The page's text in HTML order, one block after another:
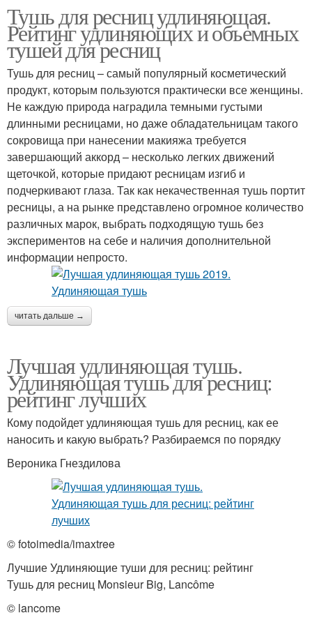
Тушь для ресниц удлиняющая.
Рейтинг удлиняющих и объемных
тушей для ресниц
Тушь для ресниц – самый популярный косметический
продукт, которым пользуются практически все женщины.
Не каждую природа наградила темными густыми
длинными ресницами, но даже обладательницам такого
сокровища при нанесении макияжа требуется
завершающий аккорд – несколько легких движений
щеточкой, которые придают ресницам изгиб и
подчеркивают глаза. Так как некачественная тушь портит
ресницы, а на рынке представлено огромное количество
различных марок, выбрать подходящую тушь без
экспериментов на себе и наличия дополнительной
информации непросто.
читать дальше →
Лучшая удлиняющая тушь.
Удлиняющая тушь для ресниц:
рейтинг лучших
Кому подойдет удлиняющая тушь для ресниц, как ее
наносить и какую выбрать? Разбираемся по порядку
Вероника Гнездилова
© fotoimedia/imaxtree
Лучшие Удлиняющие туши для ресниц: рейтинг
Тушь для ресниц Monsieur Big, Lancôme
© lancome